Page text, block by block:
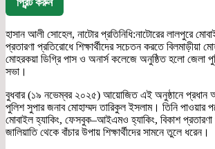
প্রিন্ট করুন
হাসান আলী সোহেল, নাটোর প্রতিনিধি:নাটোরের লালপুরে
প্রতারণা প্রতিরোধে শিক্ষার্থীদের সচেতন করতে বিলমাড়ীয়া
মোহরকয়া ডিগ্রি পাস ও অনার্স কলেজে অনুষ্ঠিত হলো জেলা
সভা।
বুধবার (১৯ নভেম্বর ২০২৫) আয়োজিত এই অনুষ্ঠানে প্রধান
পুলিশ সুপার জনাব মোহাম্মদ তারিকুল ইসলাম। তিনি পাওয়ার
মোবাইল হ্যাকিং, ফেসবুক–আইএমও হ্যাকিং, বিকাশ
জালিয়াতি থেকে বাঁচার উপায় শিক্ষার্থীদের সামনে তুলে ধরেন।